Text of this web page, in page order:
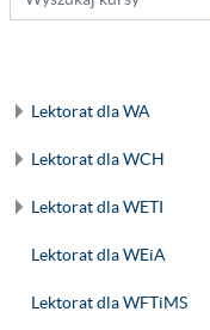
Lektorat dla WA
Lektorat dla WCH
Lektorat dla WETI
Lektorat dla WEiA
Lektorat dla WFTiMS